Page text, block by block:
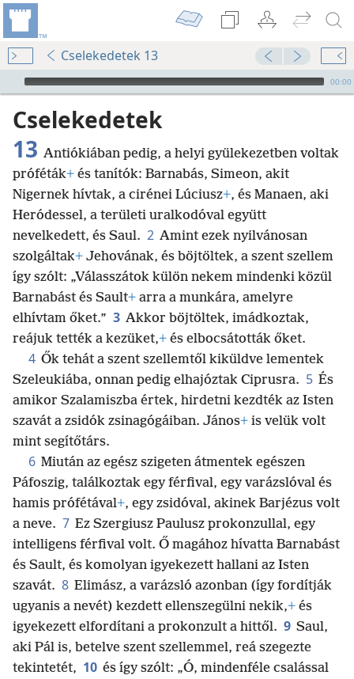
Cselekedetek 13
Audio Player
00:00
Cselekedetek
13 Antiókiában pedig, a helyi gyülekezetben voltak
próféták+ és tanítók: Barnabás, Simeon, akit
Nigernek hívtak, a cirénei Lúciusz+, és Manaen, aki
Heródessel, a területi uralkodóval együtt
nevelkedett, és Saul. 2 Amint ezek nyilvánosan
szolgáltak+ Jehovának, és böjtöltek, a szent szellem
így szólt: „Válasszátok külön nekem mindenki közül
Barnabást és Sault+ arra a munkára, amelyre
elhívtam őket.” 3 Akkor böjtöltek, imádkoztak,
reájuk tették a kezüket,+ és elbocsátották őket.
4 Ők tehát a szent szellemtől kiküldve lementek
Szeleukiába, onnan pedig elhajóztak Ciprusra. 5 És
amikor Szalamiszba értek, hirdetni kezdték az Isten
szavát a zsidók zsinagógáiban. János+ is velük volt
mint segítőtárs.
6 Miután az egész szigeten átmentek egészen
Páfoszig, találkoztak egy férfival, egy varázslóval és
hamis prófétával+, egy zsidóval, akinek Barjézus volt
a neve. 7 Ez Szergiusz Paulusz prokonzullal, egy
intelligens férfival volt. Ő magához hívatta Barnabást
és Sault, és komolyan igyekezett hallani az Isten
szavát. 8 Elimász, a varázsló azonban (így fordítják
ugyanis a nevét) kezdett ellenszegülni nekik,+ és
igyekezett elfordítani a prokonzult a hittől. 9 Saul,
aki Pál is, betelve szent szellemmel, reá szegezte
tekintetét, 10 és így szólt: „Ó, mindenféle csalással